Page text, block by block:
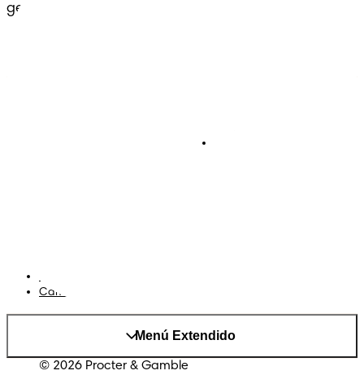
generaciones.
Cambiar el país/region
Menú Extendido
© 2026 Procter & Gamble